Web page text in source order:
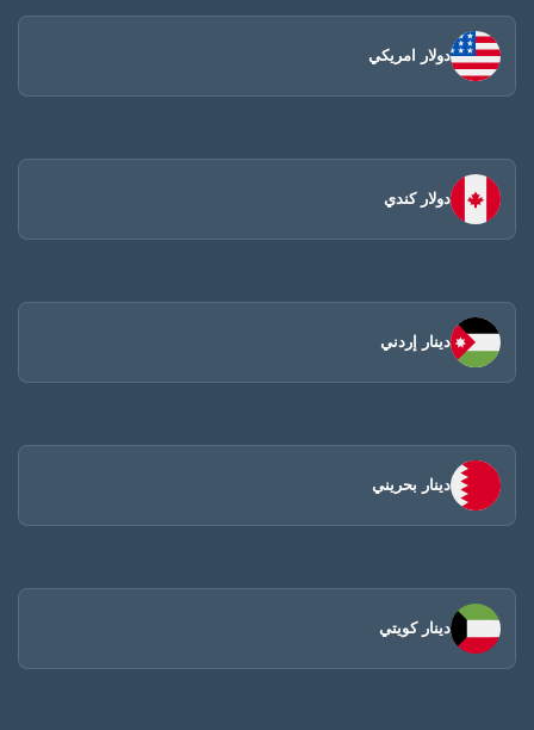
دولار امريكي
دولار كندي
دينار إردني
دينار بحريني
دينار كويتي